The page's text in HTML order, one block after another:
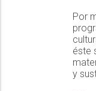
Por
éste
y